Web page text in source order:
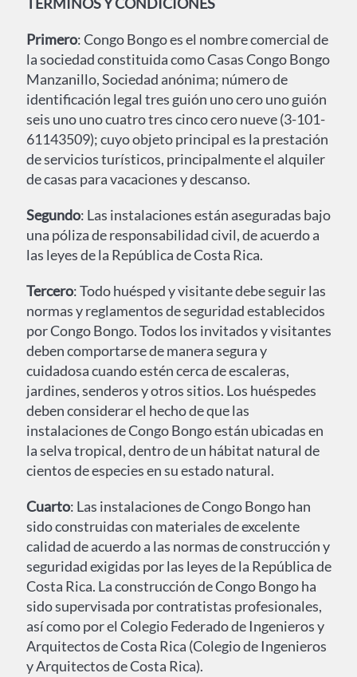
Primero: Congo Bongo es el nombre comercial de
la sociedad constituida como Casas Congo Bongo
Manzanillo, Sociedad anónima; número de
identificación legal tres guión uno cero uno guión
seis uno uno cuatro tres cinco cero nueve (3-101-
61143509); cuyo objeto principal es la prestación
de servicios turísticos, principalmente el alquiler
de casas para vacaciones y descanso.
Segundo: Las instalaciones están aseguradas bajo
una póliza de responsabilidad civil, de acuerdo a
las leyes de la República de Costa Rica.
Tercero: Todo huésped y visitante debe seguir las
normas y reglamentos de seguridad establecidos
por Congo Bongo. Todos los invitados y visitantes
deben comportarse de manera segura y
cuidadosa cuando estén cerca de escaleras,
jardines, senderos y otros sitios. Los huéspedes
deben considerar el hecho de que las
instalaciones de Congo Bongo están ubicadas en
la selva tropical, dentro de un hábitat natural de
cientos de especies en su estado natural.
Cuarto: Las instalaciones de Congo Bongo han
sido construidas con materiales de excelente
calidad de acuerdo a las normas de construcción y
seguridad exigidas por las leyes de la República de
Costa Rica. La construcción de Congo Bongo ha
sido supervisada por contratistas profesionales,
así como por el Colegio Federado de Ingenieros y
Arquitectos de Costa Rica (Colegio de Ingenieros
y Arquitectos de Costa Rica).